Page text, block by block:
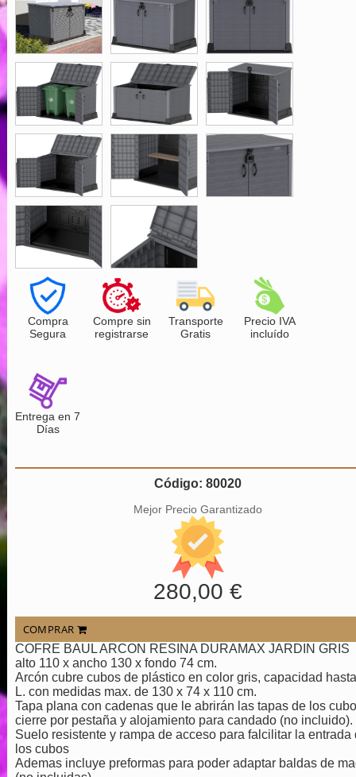
Compra
Segura
Compre sin
registrarse
Transporte
Gratis
Precio IVA
incluído
Entrega en 7
Días
Código: 80020
Mejor Precio Garantizado
280,00 €
COMPRAR
COFRE BAUL ARCON RESINA DURAMAX JARDIN GRIS
alto 110 x ancho 130 x fondo 74 cm.
Arcón cubre cubos de plástico en color gris, capacidad
L. con medidas max. de 130 x 74 x 110 cm.
Tapa plana con cadenas que le abrirán las tapas de los
cierre por pestaña y alojamiento para candado (no incluido).
Suelo resistente y rampa de acceso para falcilitar la entrada
los cubos
Ademas incluye preformas para poder adaptar baldas de